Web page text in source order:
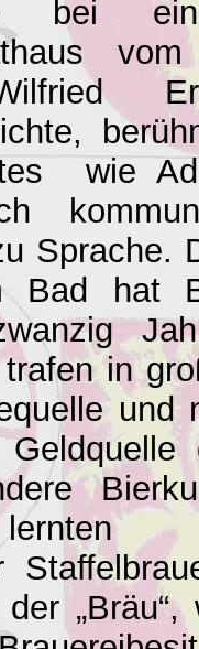
bei
wie
Sprache.
Bad hat
in
und
lernten
„Bräu“,